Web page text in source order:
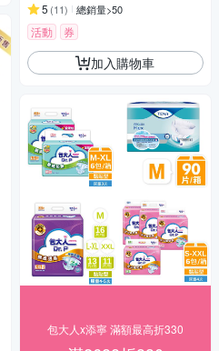
5 (11) 總銷量>50
活動 券
加入購物車
包大人x添寧 滿額最高折330